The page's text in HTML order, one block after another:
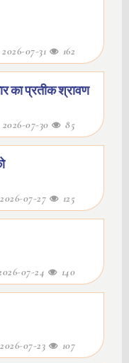
2026-07-31 162
का प्रतीक श्रावण
2026-07-30 85
2026-07-27 125
07-24 140
2026-07-23 107